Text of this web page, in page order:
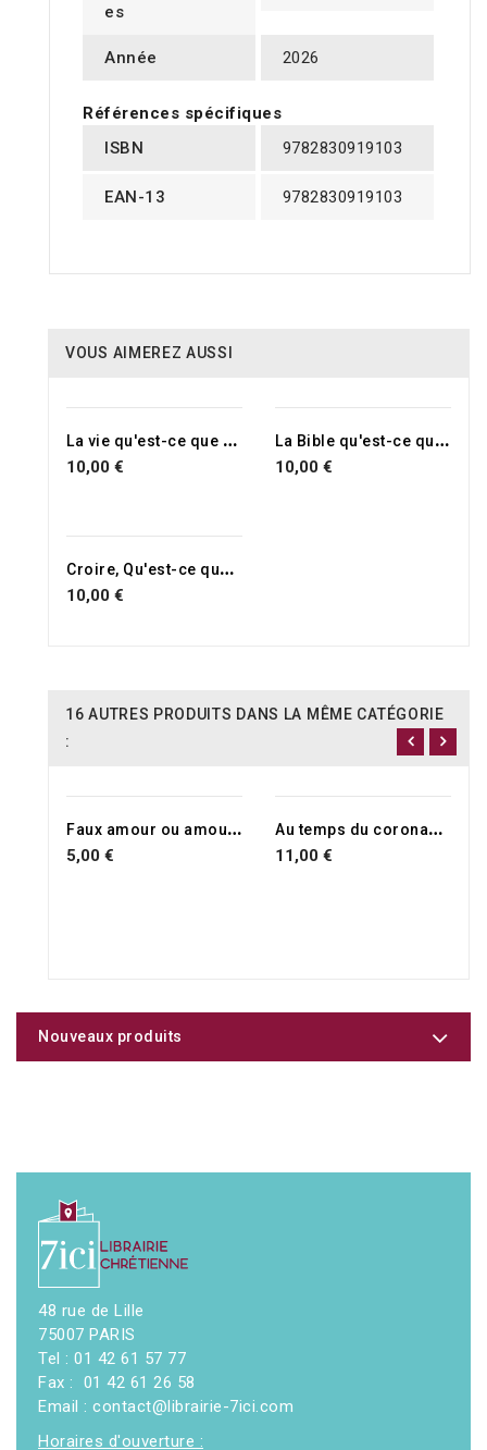
es
Année 2026
Références spécifiques
ISBN
9782830919103
EAN-13 9782830919103
VOUS AIMEREZ AUSSI
L
a vie qu'est-ce que ça change?
10,00 €
L
a Bible qu'est-ce que ça change?
10,00 €
C
roire, Qu'est-ce que ca change?
10,00 €
16 AUTRES PRODUITS DANS LA MÊME CATÉGORIE
:
F
aux amour ou amour vrai ?
5,00 €
A
u temps du coronavirus
11,00 €
Nouveaux produits
48 rue de Lille
75007 PARIS
Tel : 01 42 61 57 77
Fax : 01 42 61 26 58
Email : contact@librairie-7ici.com
Horaires d'ouverture :